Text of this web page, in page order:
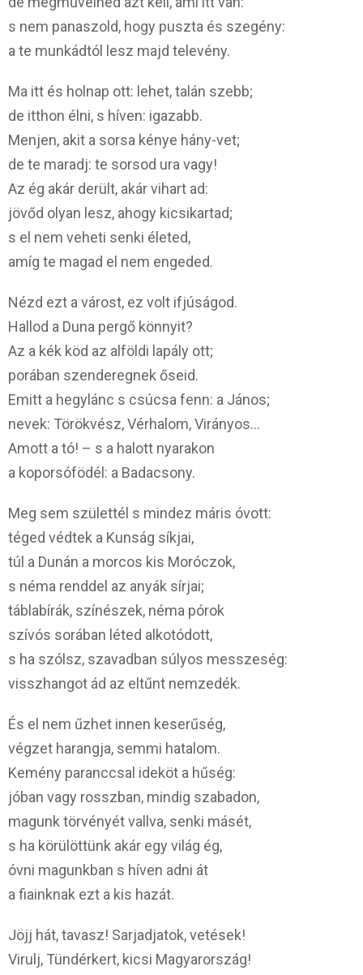
s nem panaszold, hogy puszta és szegény:
a te munkádtól lesz majd televény.
Ma itt és holnap ott: lehet, talán szebb;
de itthon élni, s híven: igazabb.
Menjen, akit a sorsa kénye hány-vet;
de te maradj: te sorsod ura vagy!
Az ég akár derült, akár vihart ad:
jövőd olyan lesz, ahogy kicsikartad;
s el nem veheti senki életed,
amíg te magad el nem engeded.
Nézd ezt a várost, ez volt ifjúságod.
Hallod a Duna pergő könnyit?
Az a kék köd az alföldi lapály ott;
porában szenderegnek őseid.
Emitt a hegylánc s csúcsa fenn: a János;
nevek: Törökvész, Vérhalom, Virányos…
Amott a tó! – s a halott nyarakon
a koporsófödél: a Badacsony.
Meg sem születtél s mindez máris óvott:
téged védtek a Kunság síkjai,
túl a Dunán a morcos kis Moróczok,
s néma renddel az anyák sírjai;
táblabírák, színészek, néma pórok
szívós sorában léted alkotódott,
s ha szólsz, szavadban súlyos messzeség:
visszhangot ád az eltűnt nemzedék.
És el nem űzhet innen keserűség,
végzet harangja, semmi hatalom.
Kemény paranccsal ideköt a hűség:
jóban vagy rosszban, mindig szabadon,
magunk törvényét vallva, senki másét,
s ha körülöttünk akár egy világ ég,
óvni magunkban s híven adni át
a fiainknak ezt a kis hazát.
Jöjj hát, tavasz! Sarjadjatok, vetések!
Virulj, Tündérkert, kicsi Magyarország!